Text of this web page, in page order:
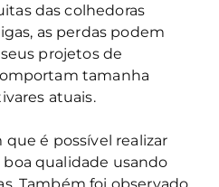
das colhedoras
as perdas podem
projetos de
tamanha
atuais.
que é possível realizar
qualidade usando
Também foi observado